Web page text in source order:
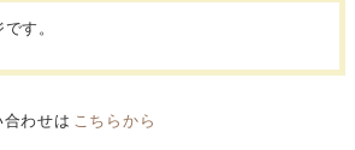
す。
わせは こちらから